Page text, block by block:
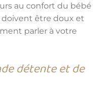
au confort du bébé
doivent être doux et
parler à votre
détente et de